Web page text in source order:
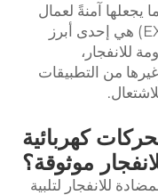
يجعلها آمنةً لعمال
التشغيل. وشركة إكس سي إن (EXCN) هي إحدى أبرز
للانفجار،
من التطبيقات
كهربائية
موثوقة؟
للانفجار لتلبية